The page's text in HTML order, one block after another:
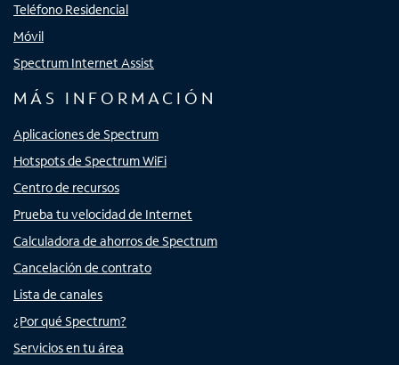
Teléfono Residencial
Móvil
Spectrum Internet Assist
MÁS INFORMACIÓN
Aplicaciones de Spectrum
Hotspots de Spectrum WiFi
Centro de recursos
Prueba tu velocidad de Internet
Calculadora de ahorros de Spectrum
Cancelación de contrato
Lista de canales
¿Por qué Spectrum?
Servicios en tu área